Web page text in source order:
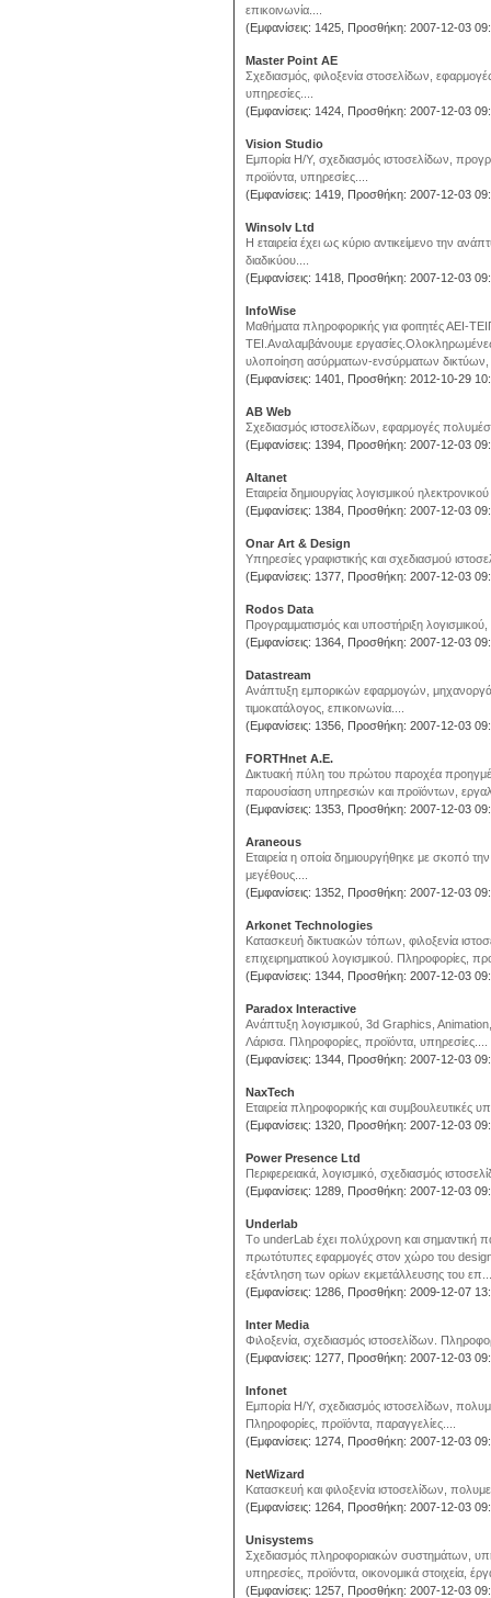
επικοινωνία....
(Εμφανίσεις: 1425, Προσθήκη: 2007-12-03
Master Point AE
Σχεδιασμός, φιλοξενία στοσελίδων,
υπηρεσίες....
(Εμφανίσεις: 1424, Προσθήκη: 2007-12-03
Vision Studio
Εμπορία Η/Υ, σχεδιασμός ιστοσελίδων,
προϊόντα, υπηρεσίες....
(Εμφανίσεις: 1419, Προσθήκη: 2007-12-03
Winsolv Ltd
Η εταιρεία έχει ως κύριο αντικείμενο την
διαδικύου....
(Εμφανίσεις: 1418, Προσθήκη: 2007-12-03
InfoWise
Μαθήματα πληροφορικής για φοιτητές ΑΕΙ-
ΤΕΙ.Αναλαμβάνουμε
υλοποίηση ασύρματων-ενσύρματων
(Εμφανίσεις: 1401, Προσθήκη: 2012-10-29
AB Web
Σχεδιασμός ιστοσελίδων, εφαρμογές
(Εμφανίσεις: 1394, Προσθήκη: 2007-12-03
Altanet
Εταιρεία δημιουργίας λογισμικού
(Εμφανίσεις: 1384, Προσθήκη: 2007-12-03
Onar Art & Design
Υπηρεσίες γραφιστικής και σχεδιασμού
(Εμφανίσεις: 1377, Προσθήκη: 2007-12-03
Rodos Data
Προγραμματισμός και υποστήριξη
(Εμφανίσεις: 1364, Προσθήκη: 2007-12-03
Datastream
Aνάπτυξη εμπορικών εφαρμογών,
τιμοκατάλογος, επικοινωνία....
(Εμφανίσεις: 1356, Προσθήκη: 2007-12-03
FORTHnet Α.Ε.
Δικτυακή πύλη του πρώτου παροχέα
παρουσίαση υπηρεσιών και προϊόντων,
(Εμφανίσεις: 1353, Προσθήκη: 2007-12-03
Araneous
Εταιρεία η οποία δημιουργήθηκε με σκοπό
μεγέθους....
(Εμφανίσεις: 1352, Προσθήκη: 2007-12-03
Arkonet Technologies
Κατασκευή δικτυακών τόπων, φιλοξενία
επιχειρηματικού λογισμικού. Πληροφορίες,
(Εμφανίσεις: 1344, Προσθήκη: 2007-12-03
Paradox Interactive
Ανάπτυξη λογισμικού, 3d Graphics,
Λάρισα. Πληροφορίες, προϊόντα, υπηρεσίες....
(Εμφανίσεις: 1344, Προσθήκη: 2007-12-03
NaxTech
Εταιρεία πληροφορικής και συμβουλευτικές
(Εμφανίσεις: 1320, Προσθήκη: 2007-12-03
Power Presence Ltd
Περιφερειακά, λογισμικό, σχεδιασμός
(Εμφανίσεις: 1289, Προσθήκη: 2007-12-03
Underlab
Tο underLab έχει πολύχρονη και σημαντική
πρωτότυπες εφαρμογές στον χώρο του
εξάντληση των ορίων εκμετάλλευσης του επ...
(Εμφανίσεις: 1286, Προσθήκη: 2009-12-07
Inter Media
Φιλοξενία, σχεδιασμός ιστοσελίδων.
(Εμφανίσεις: 1277, Προσθήκη: 2007-12-03
Infonet
Εμπορία Η/Υ, σχεδιασμός ιστοσελίδων,
Πληροφορίες, προϊόντα, παραγγελίες....
(Εμφανίσεις: 1274, Προσθήκη: 2007-12-03
NetWizard
Κατασκευή και φιλοξενία ιστοσελίδων,
(Εμφανίσεις: 1264, Προσθήκη: 2007-12-03
Unisystems
Σχεδιασμός πληροφοριακών συστημάτων,
υπηρεσίες, προϊόντα, οικονομικά στοιχεία,
(Εμφανίσεις: 1257, Προσθήκη: 2007-12-03